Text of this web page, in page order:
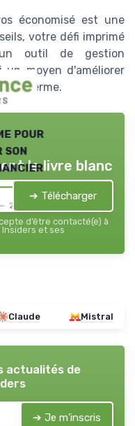
économisé est une
votre défi imprimé
outil de gestion
un moyen d'améliorer
terme.
pour
son
2026
le livre blanc
➔ Télécharger
d’être contacté(e) à
et ses
Claude Mistral
actualités de
➔ Je m'inscris